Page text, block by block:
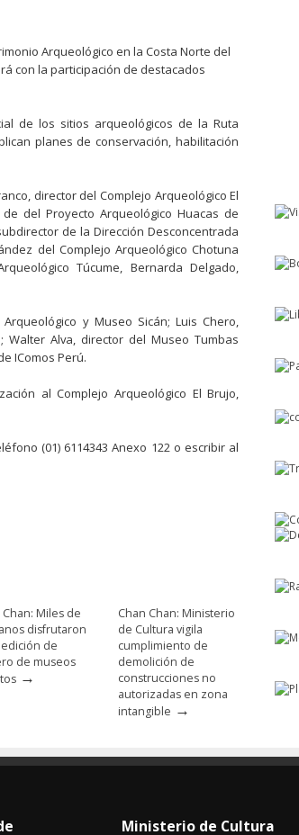
Arqueológico en la Costa Norte del
con la participación de destacados
de los sitios arqueológicos de la Ruta
planes de conservación, habilitación
director del Complejo Arqueológico El
del Proyecto Arqueológico Huacas de
de la Dirección Desconcentrada
del Complejo Arqueológico Chotuna
Túcume, Bernarda Delgado,
y Museo Sicán; Luis Chero,
Walter Alva, director del Museo Tumbas
IComos Perú.
al Complejo Arqueológico El Brujo,
(01) 6114343 Anexo 122 o escribir al
Chan: Miles de
disfrutaron
de
de museos
→
Chan Chan: Ministerio
de Cultura vigila
cumplimiento de
demolición de
construcciones no
autorizadas en zona
intangible →
Ministerio de Cultura